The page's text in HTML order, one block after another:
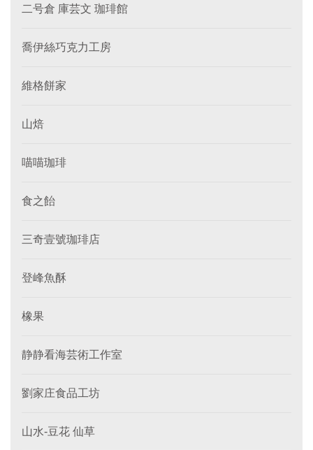
二号倉 庫芸文 珈琲館
喬伊絲巧克力工房
維格餅家
山焙
喵喵珈琲
食之飴
三奇壹號珈琲店
登峰魚酥
橡果
静静看海芸術工作室
劉家庄食品工坊
山水-豆花 仙草